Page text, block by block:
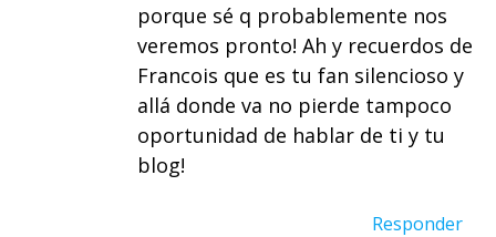
porque sé q probablemente nos
veremos pronto! Ah y recuerdos de
Francois que es tu fan silencioso y
allá donde va no pierde tampoco
oportunidad de hablar de ti y tu
blog!
Responder